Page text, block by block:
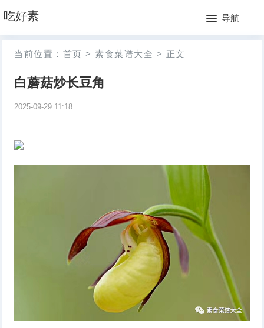
吃好素 导航
网
站
月
当前位置： 首页 > 素食菜谱大全 > 正文
​白蘑菇炒长豆角
2025-09-29 11:18